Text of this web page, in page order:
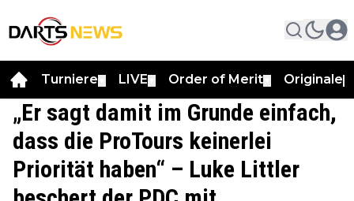
Turniere LIVE Order of Merit Originale
„Er sagt damit im Grunde einfach,
dass die ProTours keinerlei
Priorität haben“ – Luke Littler